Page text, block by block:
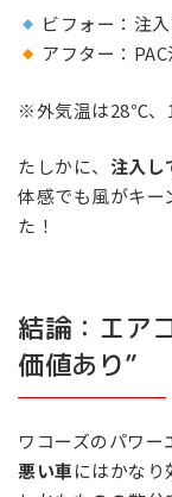
ビフォー：注
アフター：
※外気温は28℃、
たしかに、 注入し
体感でも風がキー
た！
結論：エア
価値あり”
ワコーズのパワー
悪い車にはかなり